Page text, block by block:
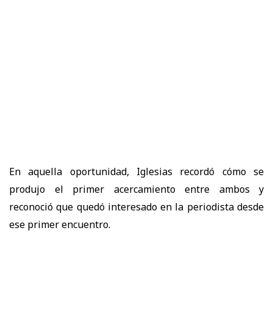
En aquella oportunidad, Iglesias recordó cómo se
produjo el primer acercamiento entre ambos y
reconoció que quedó interesado en la periodista desde
ese primer encuentro.